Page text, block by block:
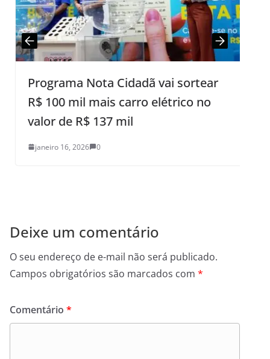
Programa Nota Cidadã vai sortear
R$ 100 mil mais carro elétrico no
valor de R$ 137 mil
janeiro 16, 2026 0
Deixe um comentário
O seu endereço de e-mail não será publicado.
Campos obrigatórios são marcados com *
Comentário *